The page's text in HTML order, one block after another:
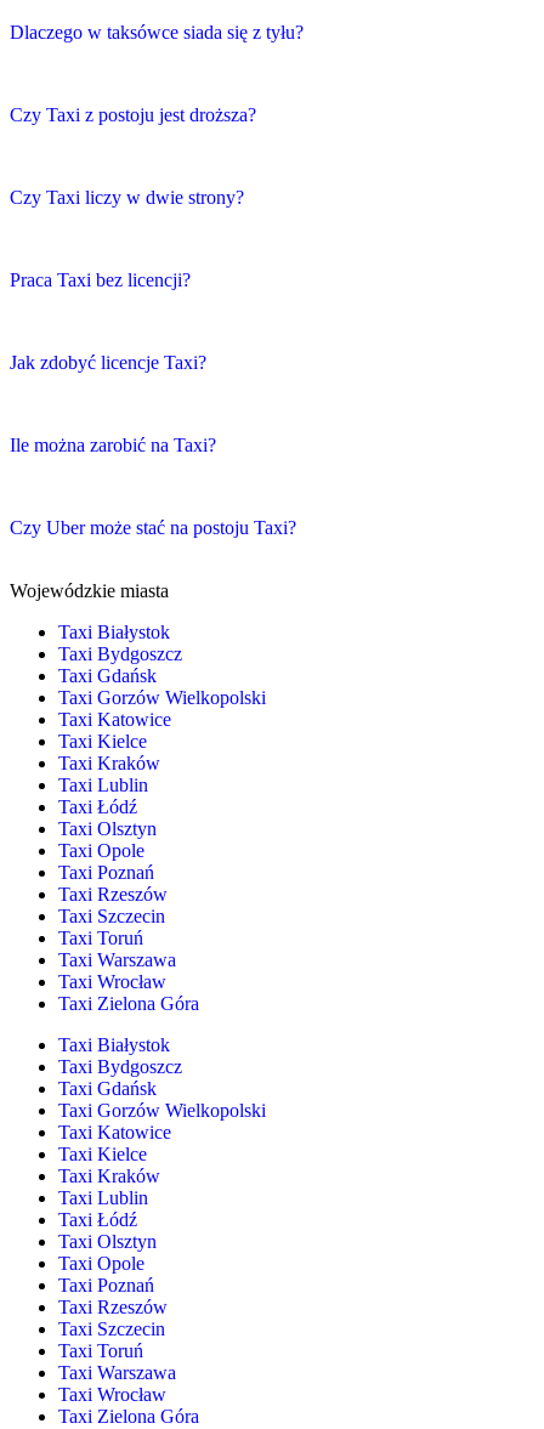
Dlaczego w taksówce siada się z tyłu?
Czy Taxi z postoju jest droższa?
Czy Taxi liczy w dwie strony?
Praca Taxi bez licencji?
Jak zdobyć licencje Taxi?
Ile można zarobić na Taxi?
Czy Uber może stać na postoju Taxi?
Wojewódzkie miasta
Taxi Białystok
Taxi Bydgoszcz
Taxi Gdańsk
Taxi Gorzów Wielkopolski
Taxi Katowice
Taxi Kielce
Taxi Kraków
Taxi Lublin
Taxi Łódź
Taxi Olsztyn
Taxi Opole
Taxi Poznań
Taxi Rzeszów
Taxi Szczecin
Taxi Toruń
Taxi Warszawa
Taxi Wrocław
Taxi Zielona Góra
Taxi Białystok
Taxi Bydgoszcz
Taxi Gdańsk
Taxi Gorzów Wielkopolski
Taxi Katowice
Taxi Kielce
Taxi Kraków
Taxi Lublin
Taxi Łódź
Taxi Olsztyn
Taxi Opole
Taxi Poznań
Taxi Rzeszów
Taxi Szczecin
Taxi Toruń
Taxi Warszawa
Taxi Wrocław
Taxi Zielona Góra